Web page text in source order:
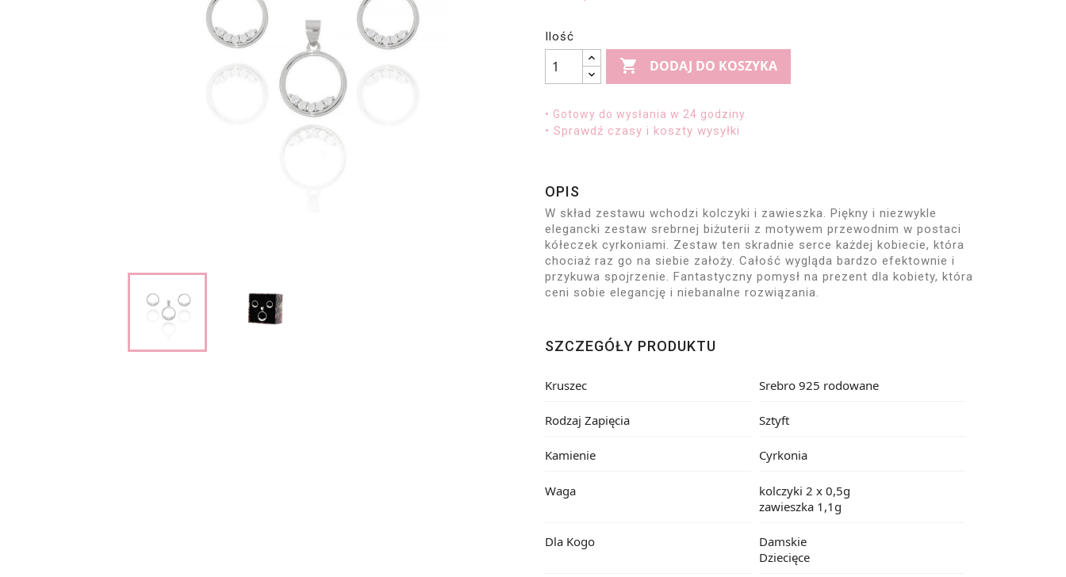
Ilość
 DODAJ DO KOSZYKA
• Gotowy do wysłania w 24 godziny.
• Sprawdź czasy i koszty wysyłki
OPIS
W skład zestawu wchodzi kolczyki i zawieszka. Piękny i niezwykle
elegancki zestaw srebrnej biżuterii z motywem przewodnim w postaci
kółeczek cyrkoniami. Zestaw ten skradnie serce każdej kobiecie, która
chociaż raz go na siebie założy. Całość wygląda bardzo efektownie i
przykuwa spojrzenie. Fantastyczny pomysł na prezent dla kobiety, która
ceni sobie elegancję i niebanalne rozwiązania.
SZCZEGÓŁY PRODUKTU
Kruszec Srebro 925 rodowane
Rodzaj Zapięcia Sztyft
Kamienie Cyrkonia
Waga
kolczyki 2 x 0,5g
zawieszka 1,1g
Dla Kogo
Damskie
Dziecięce